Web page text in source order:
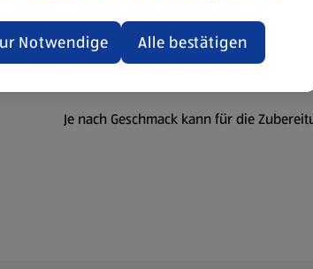
Die fertig gestalteten Würstchen auf
Minuten backen. Die Mumien am
Je nach Geschmack kann für die
Notwendige Alle bestätigen